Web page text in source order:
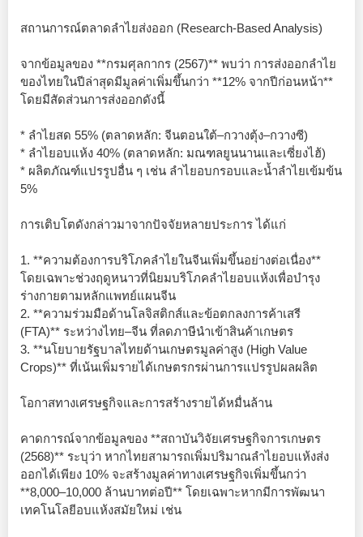
สถานการณ์ตลาดลำไยส่งออก (Research-Based Analysis)
จากข้อมูลของ **กรมศุลกากร (2567)** พบว่า การส่งออกลำไย
ของไทยในปีล่าสุดมีมูลค่าเพิ่มขึ้นกว่า **12% จากปีก่อนหน้า**
โดยมีสัดส่วนการส่งออกดังนี้
* ลำไยสด 55% (ตลาดหลัก: จีนตอนใต้–กวางตุ้ง–กวางซี)
* ลำไยอบแห้ง 40% (ตลาดหลัก: มณฑลยูนนานและเซี่ยงไฮ้)
* ผลิตภัณฑ์แปรรูปอื่น ๆ เช่น ลำไยอบกรอบและน้ำลำไยเข้มข้น
5%
การเติบโตดังกล่าวมาจากปัจจัยหลายประการ ได้แก่
1. **ความต้องการบริโภคลำไยในจีนเพิ่มขึ้นอย่างต่อเนื่อง**
โดยเฉพาะช่วงฤดูหนาวที่นิยมบริโภคลำไยอบแห้งเพื่อบำรุง
ร่างกายตามหลักแพทย์แผนจีน
2. **ความร่วมมือด้านโลจิสติกส์และข้อตกลงการค้าเสรี
(FTA)** ระหว่างไทย–จีน ที่ลดภาษีนำเข้าสินค้าเกษตร
3. **นโยบายรัฐบาลไทยด้านเกษตรมูลค่าสูง (High Value
Crops)** ที่เน้นเพิ่มรายได้เกษตรกรผ่านการแปรรูปผลผลิต
โอกาสทางเศรษฐกิจและการสร้างรายได้หมื่นล้าน
คาดการณ์จากข้อมูลของ **สถาบันวิจัยเศรษฐกิจการเกษตร
(2568)** ระบุว่า หากไทยสามารถเพิ่มปริมาณลำไยอบแห้งส่ง
ออกได้เพียง 10% จะสร้างมูลค่าทางเศรษฐกิจเพิ่มขึ้นกว่า
**8,000–10,000 ล้านบาทต่อปี** โดยเฉพาะหากมีการพัฒนา
เทคโนโลยีอบแห้งสมัยใหม่ เช่น